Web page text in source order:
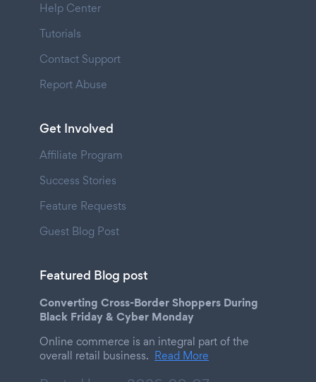
Help Center
Tutorials
Contact Support
Report Abuse
Get Involved
Affiliate Program
Success Stories
Feature Requests
Guest Blog Post
Featured Blog post
Converting Cross-Border Shoppers During
Black Friday & Cyber Monday
Online commerce is an integral part of the
overall retail business. Read More